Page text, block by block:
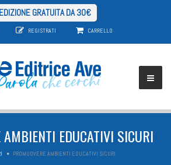
GRATUITA DA 30€
REGISTRATI CARRELLO
AMBIENTI EDUCATIVI SICURI
PROMUOVERE AMBIENTI EDUCATIVI SICURI